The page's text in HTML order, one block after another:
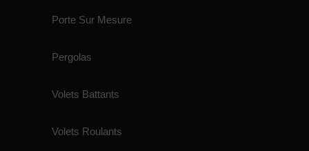
Porte Sur Mesure
Pergolas
Volets Battants
Volets Roulants